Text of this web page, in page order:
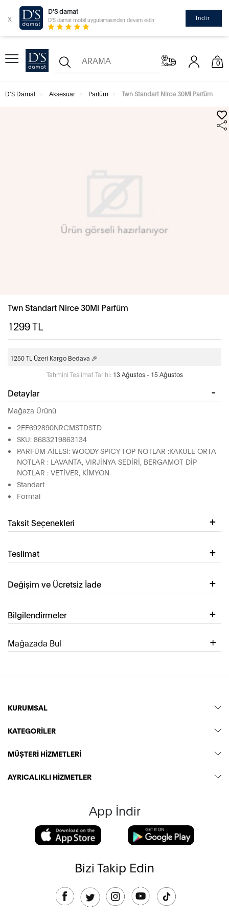
x
D'S damat
D'S damat mobil uygulamasından devam edin İndir
0
D'S Damat Aksesuar Parfüm Twn Standart Nirce 30Ml Parfüm
Twn Standart Nirce 30Ml Parfüm
1299TL
1250 TL Üzeri Kargo Bedava 🎉
Tahmini Teslimat Tarihi: 13 Ağustos - 15 Ağustos
Detaylar
Mağaza Ürünü
2EF692890NRCMSTDSTD
SKU: 8683219863134
PARFÜM AİLESİ: WOODY SPICY TOP NOTLAR :KAKULE ORTA
NOTLAR : LAVANTA, VIRJİNYA SEDİRİ, BERGAMOT DİP
NOTLAR : VETİVER, KİMYON
Standart
Formal
Taksit Seçenekleri
Teslimat
Değişim ve Ücretsiz İade
Bilgilendirmeler
Mağazada Bul
KURUMSAL
KATEGORİLER
MÜŞTERİ HİZMETLERİ
AYRICALIKLI HİZMETLER
App İndir
Bizi Takip Edin